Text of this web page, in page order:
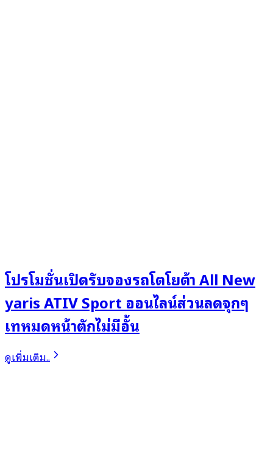
โปรโมชั่นเปิดรับจองรถโตโยต้า All New
yaris ATIV Sport ออนไลน์ส่วนลดจุกๆ
เทหมดหน้าตักไม่มีอั้น
ดูเพิ่มเติม..